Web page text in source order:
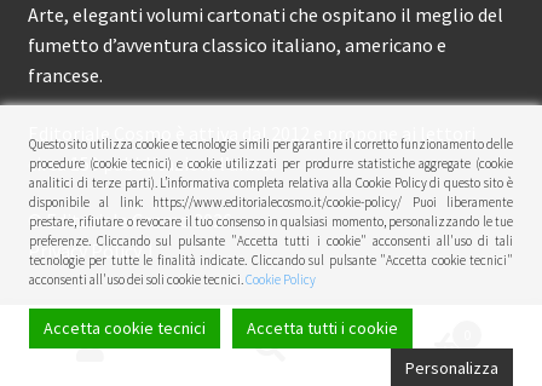
Arte, eleganti volumi cartonati che ospitano il meglio del
fumetto d’avventura classico italiano, americano e
francese.
Editoriale Cosmo è attiva dal 2012 e propone ai lettori
circa 150 pubblicazioni l’anno.
© Editoriale Cosmo 2026
Privacy Policy
Questo sito utilizza cookie e tecnologie simili per garantire il corretto funzionamento delle
procedure (cookie tecnici) e cookie utilizzati per produrre statistiche aggregate (cookie
analitici di terze parti). L’informativa completa relativa alla Cookie Policy di questo sito è
disponibile al link: https://www.editorialecosmo.it/cookie-policy/ Puoi liberamente
prestare, rifiutare o revocare il tuo consenso in qualsiasi momento, personalizzando le tue
preferenze. Cliccando sul pulsante "Accetta tutti i cookie" acconsenti all'uso di tali
tecnologie per tutte le finalità indicate. Cliccando sul pulsante "Accetta cookie tecnici"
acconsenti all'uso dei soli cookie tecnici.Cookie Policy
Accetta cookie tecnici
Accetta tutti i cookie
Personalizza